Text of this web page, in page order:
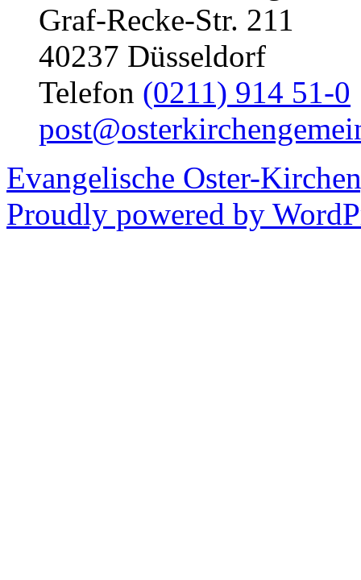
Graf-Recke-Str. 211
40237 Düsseldorf
Telefon (0211) 914 51-0
Evangelische Oster-
Proudly powered by